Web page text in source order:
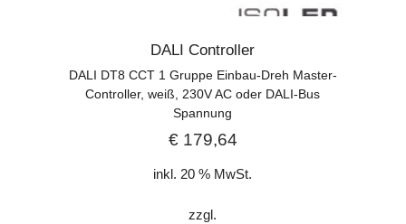
DALI Controller
DALI DT8 CCT 1 Gruppe Einbau-Dreh Master-
Controller, weiß, 230V AC oder DALI-Bus
Spannung
€179,64
inkl. 20 % MwSt.
zzgl.